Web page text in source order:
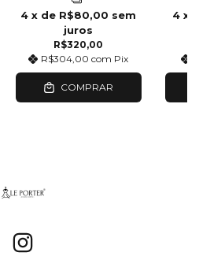
R$320,00
R$304,00com Pix
4 x de R$80,00 sem
juros
COMPRAR
4 x